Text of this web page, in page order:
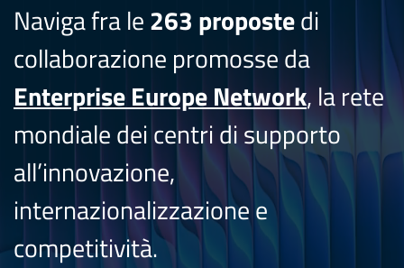
Naviga fra le263 propostedi
collaborazione promosse da
Enterprise Europe Network, la rete
mondiale dei centri di supporto
all’innovazione,
internazionalizzazione e
competitività.